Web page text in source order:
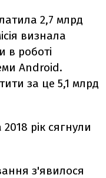
2,7 млрд
визнала
в роботі
Android.
за це 5,1 млрд
рік сягнули
з'явилося